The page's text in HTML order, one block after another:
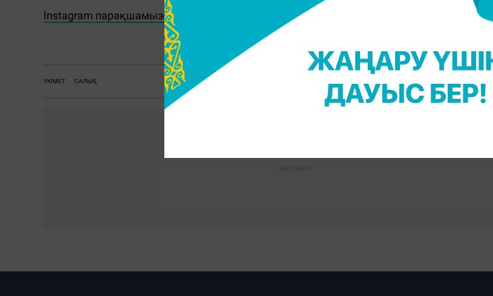
Instagram парақшамызға жазылып, ең қызықты ақпараттарды бірінші болып оқыңыз!
ҮКІМЕТ САЛЫҚ